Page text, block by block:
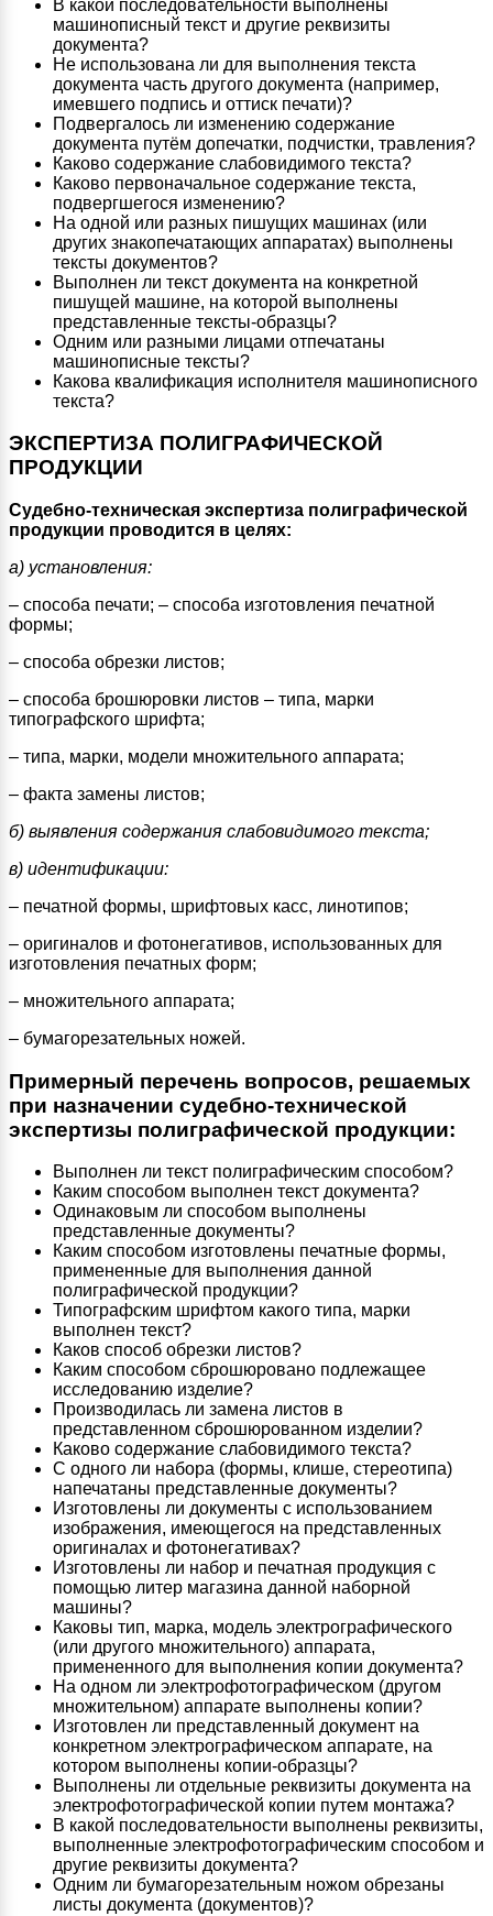
В какой последовательности выполнены
машинописный текст и другие реквизиты
документа?
Не использована ли для выполнения текста
документа часть другого документа (например,
имевшего подпись и оттиск печати)?
Подвергалось ли изменению содержание
документа путём допечатки, подчистки, травления?
Каково содержание слабовидимого текста?
Каково первоначальное содержание текста,
подвергшегося изменению?
На одной или разных пишущих машинах (или
других знакопечатающих аппаратах) выполнены
тексты документов?
Выполнен ли текст документа на конкретной
пишущей машине, на которой выполнены
представленные тексты-образцы?
Одним или разными лицами отпечатаны
машинописные тексты?
Какова квалификация исполнителя машинописного
текста?
ЭКСПЕРТИЗА ПОЛИГРАФИЧЕСКОЙ
ПРОДУКЦИИ
Судебно-техническая экспертиза полиграфической
продукции проводится в целях:
а) установления:
– способа печати; – способа изготовления печатной
формы;
– способа обрезки листов;
– способа брошюровки листов – типа, марки
типографского шрифта;
– типа, марки, модели множительного аппарата;
– факта замены листов;
б) выявления содержания слабовидимого текста;
в) идентификации:
– печатной формы, шрифтовых касс, линотипов;
– оригиналов и фотонегативов, использованных для
изготовления печатных форм;
– множительного аппарата;
– бумагорезательных ножей.
Примерный перечень вопросов, решаемых
при назначении судебно-технической
экспертизы полиграфической продукции:
Выполнен ли текст полиграфическим способом?
Каким способом выполнен текст документа?
Одинаковым ли способом выполнены
представленные документы?
Каким способом изготовлены печатные формы,
примененные для выполнения данной
полиграфической продукции?
Типографским шрифтом какого типа, марки
выполнен текст?
Каков способ обрезки листов?
Каким способом сброшюровано подлежащее
исследованию изделие?
Производилась ли замена листов в
представленном сброшюрованном изделии?
Каково содержание слабовидимого текста?
С одного ли набора (формы, клише, стереотипа)
напечатаны представленные документы?
Изготовлены ли документы с использованием
изображения, имеющегося на представленных
оригиналах и фотонегативах?
Изготовлены ли набор и печатная продукция с
помощью литер магазина данной наборной
машины?
Каковы тип, марка, модель электрографического
(или другого множительного) аппарата,
примененного для выполнения копии документа?
На одном ли электрофотографическом (другом
множительном) аппарате выполнены копии?
Изготовлен ли представленный документ на
конкретном электрографическом аппарате, на
котором выполнены копии-образцы?
Выполнены ли отдельные реквизиты документа на
электрофотографической копии путем монтажа?
В какой последовательности выполнены реквизиты,
выполненные электрофотографическим способом и
другие реквизиты документа?
Одним ли бумагорезательным ножом обрезаны
листы документа (документов)?